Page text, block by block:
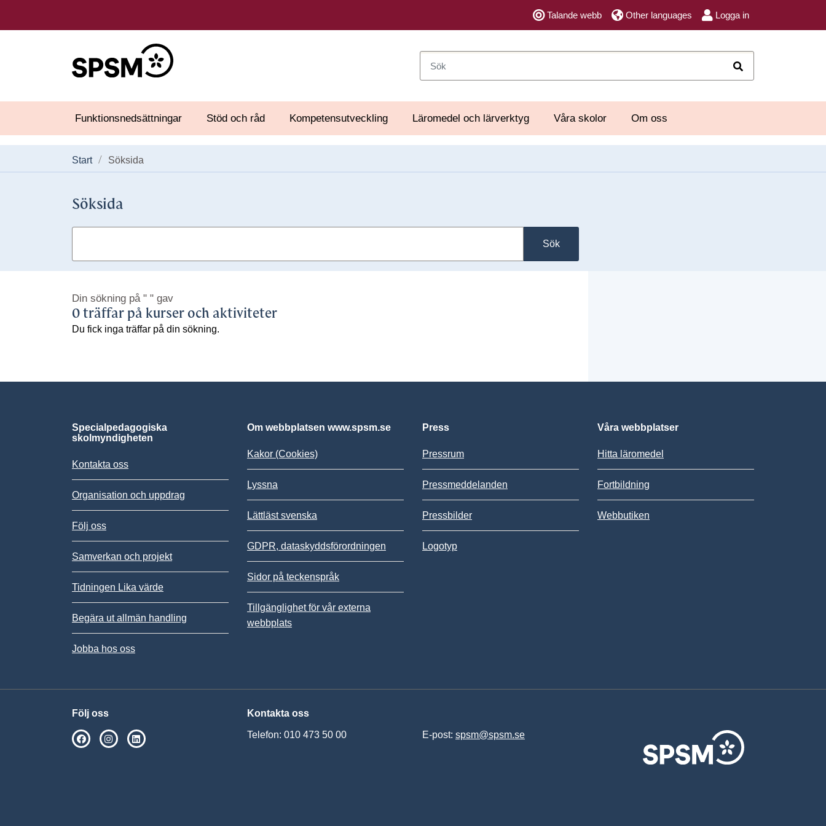
Talande webb Other languages Logga in
Funktionsnedsättningar Stöd och råd Kompetensutveckling Läromedel och lärverktyg Våra skolor Om oss
Start Söksida
Söksida
Sök
Din sökning på " " gav
0 träffar på kurser och aktiviteter
Du fick inga träffar på din sökning.
Specialpedagogiska
skolmyndigheten
Kontakta oss
Organisation och uppdrag
Följ oss
Samverkan och projekt
Tidningen Lika värde
Begära ut allmän handling
Jobba hos oss
Om webbplatsen www.spsm.se
Kakor (Cookies)
Lyssna
Lättläst svenska
GDPR, dataskyddsförordningen
Sidor på teckenspråk
Tillgänglighet för vår externa
webbplats
Press
Pressrum
Pressmeddelanden
Pressbilder
Logotyp
Våra webbplatser
Hitta läromedel
Fortbildning
Webbutiken
Följ oss
SPSM på Facebook
SPSM på Instagram
Kontakta oss
Telefon: 010 473 50 00 E-post: spsm@spsm.se